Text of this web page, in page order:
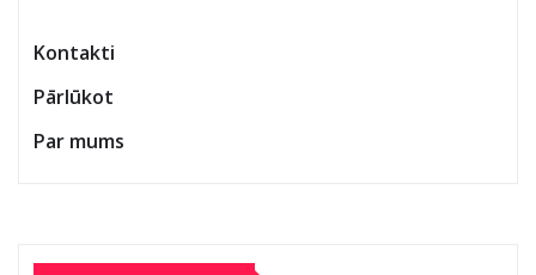
Kontakti
Pārlūkot
Par mums